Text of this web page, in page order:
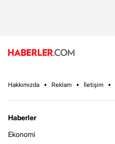
Hakkımızda Reklam İletişim
Haberler
Ekonomi